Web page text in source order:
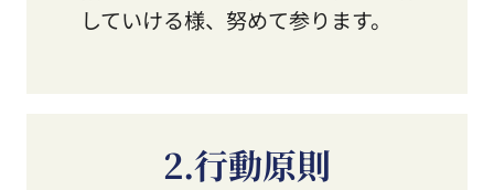
していける様、努めて参ります。
2.行動原則